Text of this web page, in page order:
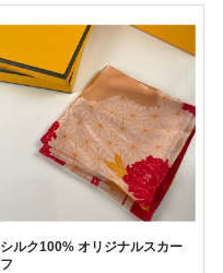
シルク100% オリジナルスカー
フ